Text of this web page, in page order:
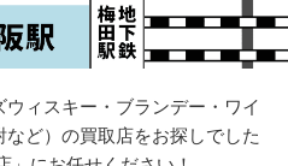
ィスキー・ブランデー・ワイ
ど）の買取店をお探しでした